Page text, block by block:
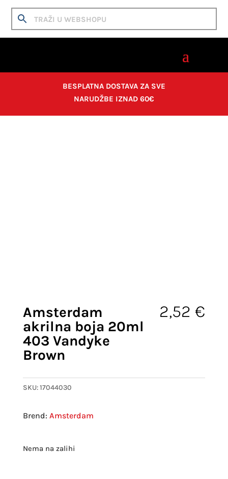
BESPLATNA DOSTAVA ZA SVE
NARUDŽBE IZNAD 60€
Amsterdam
akrilna boja 20ml
403 Vandyke
Brown
2,52 €
SKU:17044030
Amsterdam
Nema na zalihi